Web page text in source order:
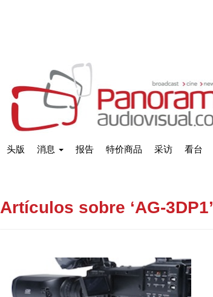
头版 消息 报告 特价商品 采访 看台
Artículos sobre ‘AG-3DP1’